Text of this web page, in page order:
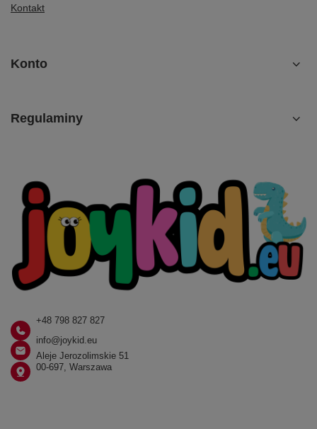
Kontakt
Konto
Regulaminy
+48 798 827 827
info@joykid.eu
Aleje Jerozolimskie 51
00-697, Warszawa